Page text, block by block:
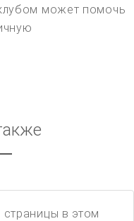
может помочь
в этом